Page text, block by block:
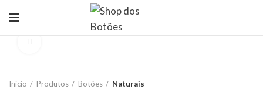
Início Produtos Botões Naturais